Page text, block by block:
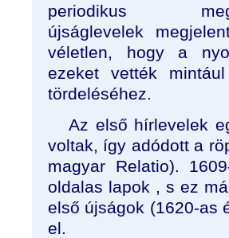
periodikus
újságlevelek
véletlen, hogy a
ezeket vették
tördeléséhez.
Az első hírlevelek
voltak, így adódott a
magyar Relatio).
oldalas lapok , s ez
első újságok (1620-as
el.